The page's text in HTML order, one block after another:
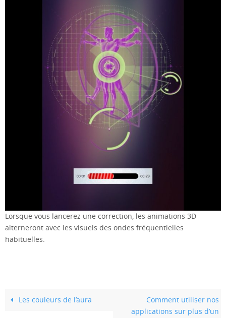
Lorsque vous lancerez une correction, les animations 3D
alterneront avec les visuels des ondes fréquentielles
habituelles.
Les couleurs de l’aura
Comment utiliser nos
applications sur plus d’un